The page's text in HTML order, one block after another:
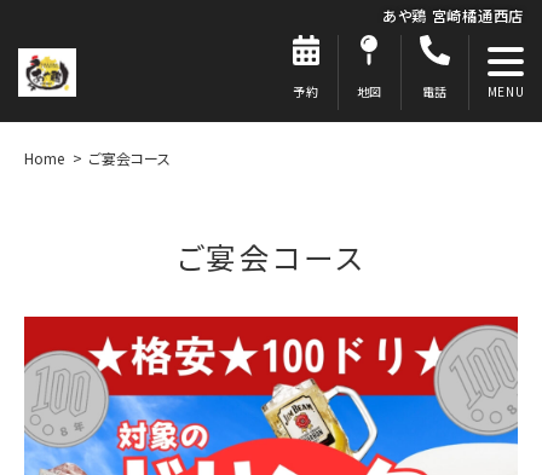
あや鶏 宮崎橘通西店
予約 地図 電話
Home ご宴会コース
ご宴会コース